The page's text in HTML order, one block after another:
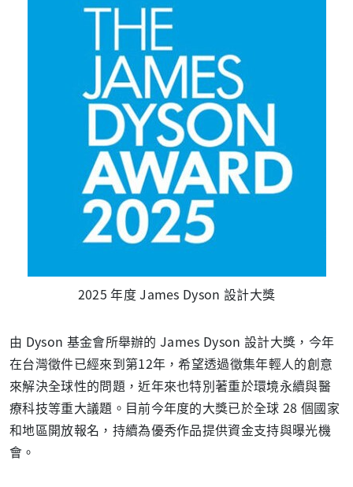
2025 年度 James Dyson 設計大獎
由 Dyson 基金會所舉辦的 James Dyson 設計大獎，今年
在台灣徵件已經來到第12年，希望透過徵集年輕人的創意
來解決全球性的問題，近年來也特別著重於環境永續與醫
療科技等重大議題。目前今年度的大獎已於全球 28 個國家
和地區開放報名，持續為優秀作品提供資金支持與曝光機
會。